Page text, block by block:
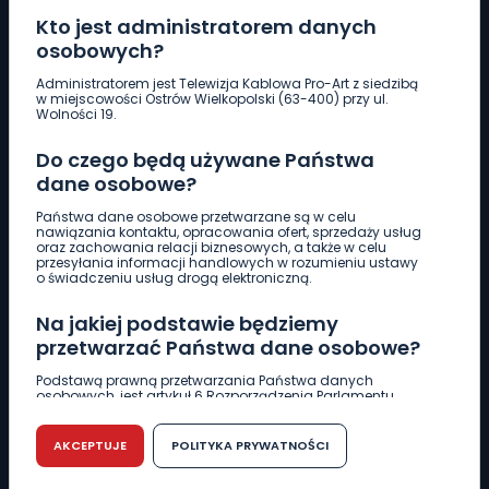
Kto jest administratorem danych
osobowych?
Administratorem jest Telewizja Kablowa Pro-Art z siedzibą
w miejscowości Ostrów Wielkopolski (63-400) przy ul.
Wolności 19.
Do czego będą używane Państwa
dane osobowe?
Państwa dane osobowe przetwarzane są w celu
nawiązania kontaktu, opracowania ofert, sprzedaży usług
oraz zachowania relacji biznesowych, a także w celu
przesyłania informacji handlowych w rozumieniu ustawy
o świadczeniu usług drogą elektroniczną.
Na jakiej podstawie będziemy
przetwarzać Państwa dane osobowe?
Podstawą prawną przetwarzania Państwa danych
osobowych, jest artykuł 6 Rozporządzenia Parlamentu
r. w sprawie ochrony osób fizycznych w związku z
przetwarzaniem danych osobowych w sprawie
swobodnego przepływu takich danych oraz uchylenia
dyrektywy 95/46/WE (RODO).
AKCEPTUJE POLITYKA PRYWATNOŚCI
Pobierz logotyp
661 997 997
REDAKCJA
62 735 22 22redakcja@wlkp24.info
DZIAŁ REKLAMY
62 735 01 85 reklama@wlkp24.info
WIADOMOŚCI
CIEKAWOSTKI